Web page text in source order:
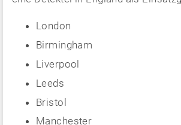
London
Birmingham
Liverpool
Leeds
Bristol
Manchester